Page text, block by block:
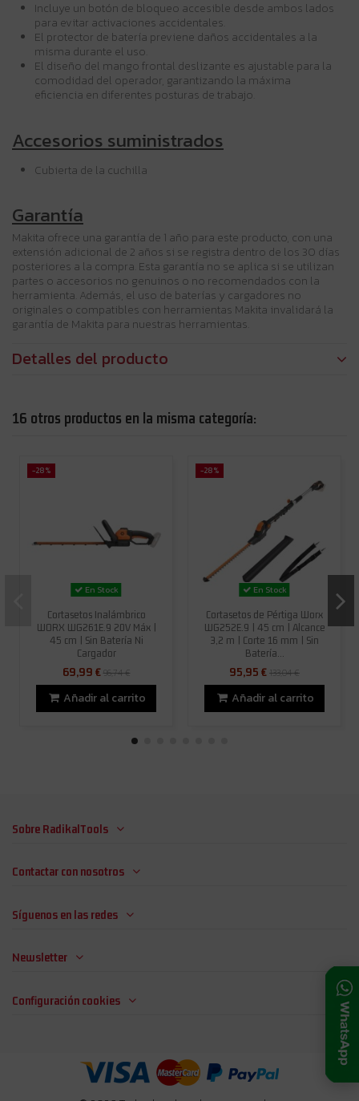
Incluye un botón de bloqueo accesible desde ambos lados
para evitar activaciones accidentales.
El protector de batería previene daños accidentales a la
misma durante el uso.
El diseño del mango frontal deslizante es ajustable para la
comodidad del operador, garantizando la máxima
eficiencia en diferentes posturas de trabajo.
Accesorios suministrados
Cubierta de la cuchilla
Garantía
Makita ofrece una garantía de 1 año para este producto, con una
extensión adicional de 2 años si se registra dentro de los 30 días
posteriores a la compra. Esta garantía no se aplica si se utilizan
partes o accesorios no genuinos o no recomendados con la
herramienta. Además, el uso de baterías y cargadores no
originales o compatibles con herramientas Makita invalidará la
garantía de Makita para nuestras herramientas.
Detalles del producto
16 otros productos en la misma categoría:
-28%
En Stock
Cortasetos Inalámbrico
WORX WG261E.9 20V Máx |
45 cm | Sin Batería Ni
Cargador
69,99 €96,74 €
Añadir al carrito
-28%
En Stock
Cortasetos de Pértiga Worx
WG252E.9 | 45 cm | Alcance
3,2 m | Corte 16 mm | Sin
Batería...
95,95 €133,04 €
Añadir al carrito
Sobre RadikalTools
Contactar con nosotros
Síguenos en las redes
Newsletter
Configuración cookies